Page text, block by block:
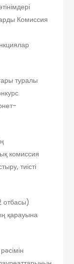
Комиссия
туралы
комиссия
тиісті
отбасы)
қарауына